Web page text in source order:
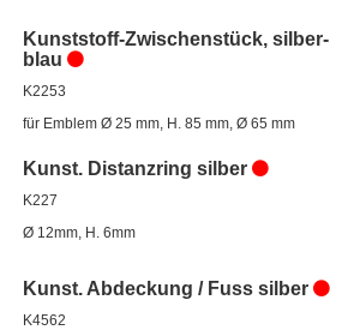
Kunststoff-Zwischenstück, silber-
blau
K2253
für Emblem Ø 25 mm, H. 85 mm, Ø 65 mm
Kunst. Distanzring silber
K227
Ø 12mm, H. 6mm
Kunst. Abdeckung / Fuss silber
K4562